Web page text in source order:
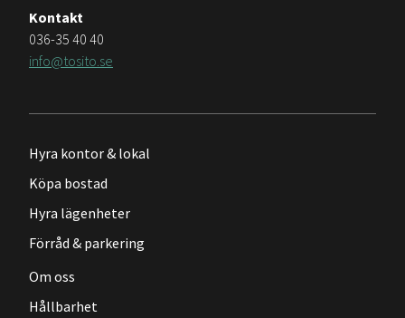
Kontakt
036-35 40 40
info@tosito.se
Hyra kontor & lokal
Köpa bostad
Hyra lägenheter
Förråd & parkering
Om oss
Hållbarhet